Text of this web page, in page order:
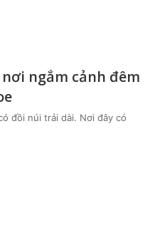
ngắm cảnh đêm
đồi núi trải dài. Nơi đây có